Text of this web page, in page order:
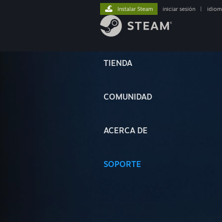
TIENDA
COMUNIDAD
ACERCA DE
SOPORTE
Instalar Steam iniciar sesión